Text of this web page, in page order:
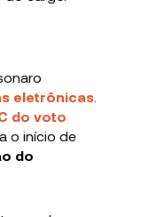
eletrônicas
do voto
o início de
do